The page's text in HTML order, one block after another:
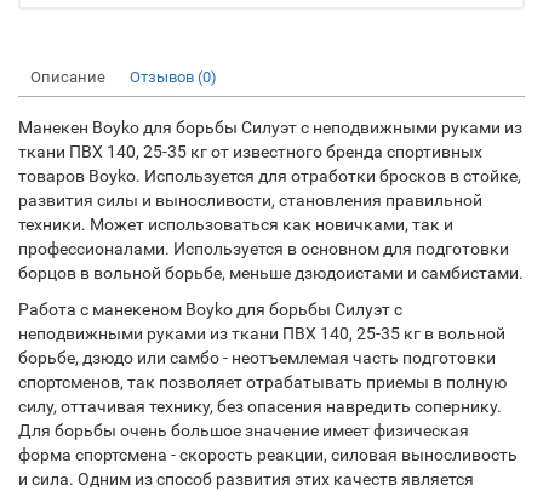
Описание Отзывов (0)
Манекен Boyko для борьбы Силуэт с неподвижными руками из
ткани ПВХ 140, 25-35 кг от известного бренда спортивных
товаров Boyko. Используется для отработки бросков в стойке,
развития силы и выносливости, становления правильной
техники. Может использоваться как новичками, так и
профессионалами. Используется в основном для подготовки
борцов в вольной борьбе, меньше дзюдоистами и самбистами.
Работа с манекеном Boyko для борьбы Силуэт с
неподвижными руками из ткани ПВХ 140, 25-35 кг в вольной
борьбе, дзюдо или самбо - неотъемлемая часть подготовки
спортсменов, так позволяет отрабатывать приемы в полную
силу, оттачивая технику, без опасения навредить сопернику.
Для борьбы очень большое значение имеет физическая
форма спортсмена - скорость реакции, силовая выносливость
и сила. Одним из способ развития этих качеств является